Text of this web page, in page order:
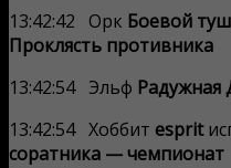
13:42:42 Орк Боевой
Проклясть противника
13:42:54 Эльф Радужная
13:42:54 Хоббит esprit
соратника — чемпионат